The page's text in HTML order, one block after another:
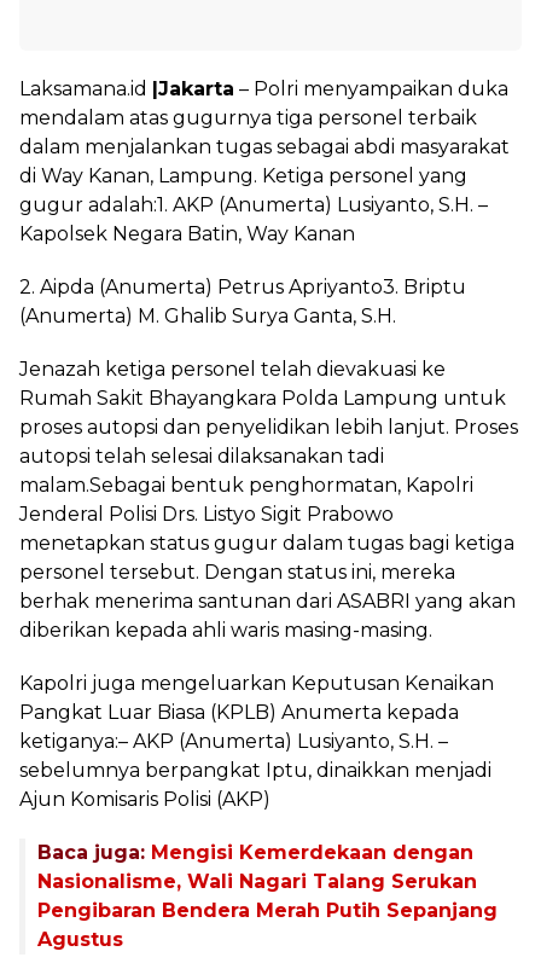
Laksamana.id |Jakarta – Polri menyampaikan duka
mendalam atas gugurnya tiga personel terbaik
dalam menjalankan tugas sebagai abdi masyarakat
di Way Kanan, Lampung. Ketiga personel yang
gugur adalah:1. AKP (Anumerta) Lusiyanto, S.H. –
Kapolsek Negara Batin, Way Kanan
2. Aipda (Anumerta) Petrus Apriyanto3. Briptu
(Anumerta) M. Ghalib Surya Ganta, S.H.
Jenazah ketiga personel telah dievakuasi ke
Rumah Sakit Bhayangkara Polda Lampung untuk
proses autopsi dan penyelidikan lebih lanjut. Proses
autopsi telah selesai dilaksanakan tadi
malam.Sebagai bentuk penghormatan, Kapolri
Jenderal Polisi Drs. Listyo Sigit Prabowo
menetapkan status gugur dalam tugas bagi ketiga
personel tersebut. Dengan status ini, mereka
berhak menerima santunan dari ASABRI yang akan
diberikan kepada ahli waris masing-masing.
Kapolri juga mengeluarkan Keputusan Kenaikan
Pangkat Luar Biasa (KPLB) Anumerta kepada
ketiganya:– AKP (Anumerta) Lusiyanto, S.H. –
sebelumnya berpangkat Iptu, dinaikkan menjadi
Ajun Komisaris Polisi (AKP)
Baca juga: Mengisi Kemerdekaan dengan
Nasionalisme, Wali Nagari Talang Serukan
Pengibaran Bendera Merah Putih Sepanjang
Agustus